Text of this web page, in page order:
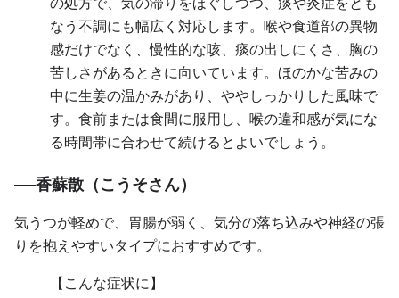
の処方で、気の滞りをほぐしつつ、痰や炎症をとも
なう不調にも幅広く対応します。喉や食道部の異物
感だけでなく、慢性的な咳、痰の出しにくさ、胸の
苦しさがあるときに向いています。ほのかな苦みの
中に生姜の温かみがあり、ややしっかりした風味で
す。食前または食間に服用し、喉の違和感が気にな
る時間帯に合わせて続けるとよいでしょう。
香蘇散（こうそさん）
気うつが軽めで、胃腸が弱く、気分の落ち込みや神経の張
りを抱えやすいタイプにおすすめです。
【こんな症状に】